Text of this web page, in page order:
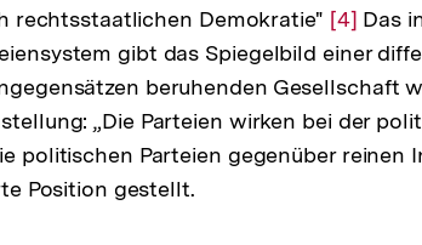
rechtsstaatlichen Demokratie" Zur
der
Fußnote
[4] Das
gibt das Spiegelbild einer
beruhenden Gesellschaft
„Die Parteien wirken bei der
politischen Parteien gegenüber reinen
Position gestellt.